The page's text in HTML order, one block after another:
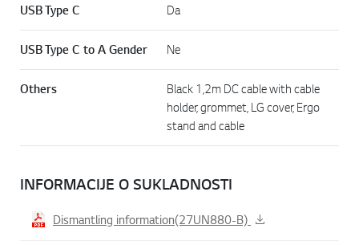
USB Type C Da
USB Type C to A Gender Ne
Others
Black 1,2m DC cable with cable
holder, grommet, LG cover, Ergo
stand and cable
INFORMACIJE O SUKLADNOSTI
Dismantling information(27UN880-B)